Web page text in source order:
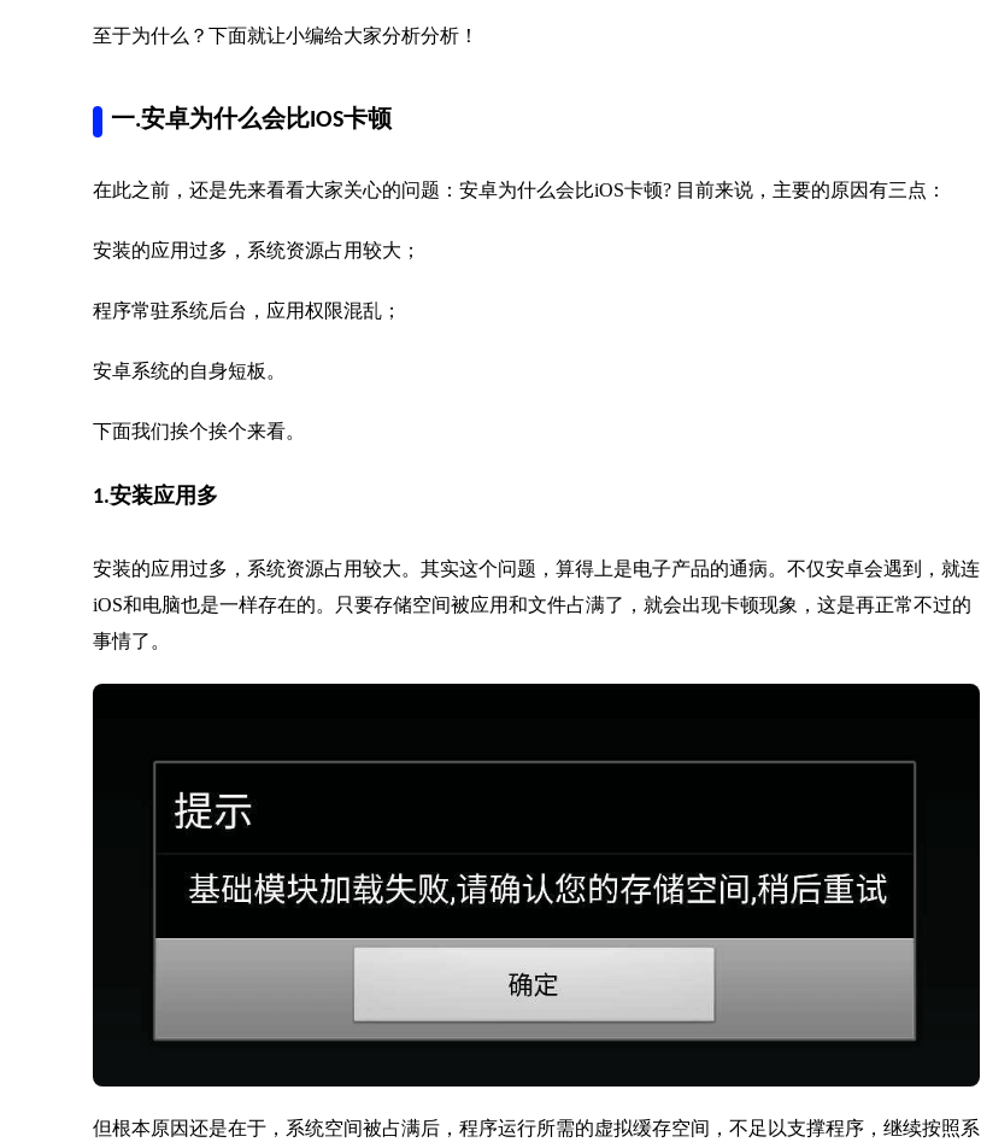
至于为什么？下面就让小编给大家分析分析！
一.安卓为什么会比IOS卡顿
在此之前，还是先来看看大家关心的问题：安卓为什么会比iOS卡顿? 目前来说，主要的原因有三点：
安装的应用过多，系统资源占用较大；
程序常驻系统后台，应用权限混乱；
安卓系统的自身短板。
下面我们挨个挨个来看。
1.安装应用多
安装的应用过多，系统资源占用较大。其实这个问题，算得上是电子产品的通病。不仅安卓会遇到，就连
iOS和电脑也是一样存在的。只要存储空间被应用和文件占满了，就会出现卡顿现象，这是再正常不过的
事情了。
但根本原因还是在于，系统空间被占满后，程序运行所需的虚拟缓存空间，不足以支撑程序，继续按照系